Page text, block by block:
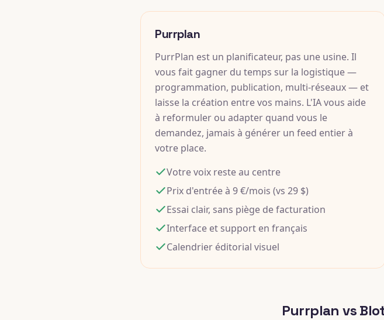
Purrplan
PurrPlan est un planificateur, pas une usine. Il
vous fait gagner du temps sur la logistique —
programmation, publication, multi-réseaux — et
laisse la création entre vos mains. L'IA vous aide
à reformuler ou adapter quand vous le
demandez, jamais à générer un feed entier à
votre place.
Votre voix reste au centre
Prix d'entrée à 9 €/mois (vs 29 $)
Essai clair, sans piège de facturation
Interface et support en français
Calendrier éditorial visuel
Purrplan vs